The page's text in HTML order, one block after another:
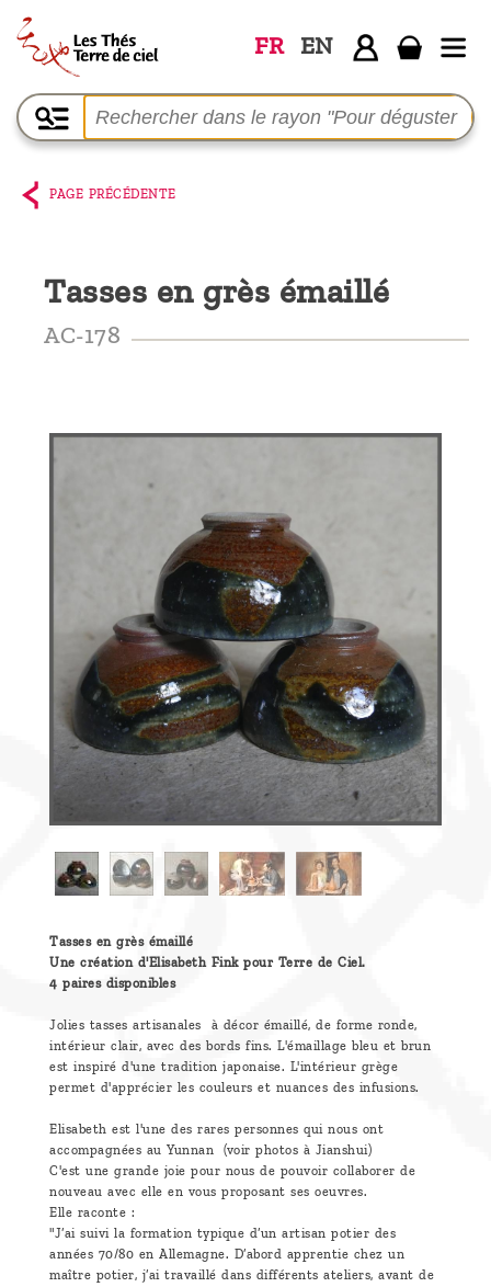
FR EN
Accueil
La
boutique
Parmi les
producteurs,
sommes-
Comment
votre thé
Contactez-
PAGE PRÉCÉDENTE
Tasses en grès émaillé
AC-178
Tasses en grès émaillé
Une création d'Elisabeth Fink pour Terre de Ciel.
4 paires disponibles
Jolies tasses artisanales à décor émaillé, de forme ronde,
intérieur clair, avec des bords fins. L'émaillage bleu et brun
est inspiré d'une tradition japonaise. L'intérieur grège
permet d'apprécier les couleurs et nuances des infusions.
Elisabeth est l'une des rares personnes qui nous ont
accompagnées au Yunnan (voir photos à Jianshui)
C'est une grande joie pour nous de pouvoir collaborer de
nouveau avec elle en vous proposant ses oeuvres.
Elle raconte :
"J’ai suivi la formation typique d’un artisan potier des
années 70/80 en Allemagne. D’abord apprentie chez un
maître potier, j’ai travaillé dans différents ateliers, avant de